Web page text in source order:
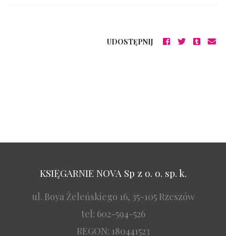
UDOSTĘPNIJ
KSIĘGARNIE NOVA Sp z o. o. sp. k.
ul. Boya Żeleńskiego 16, 35-105 Rzeszów
tel: 602-594-526
REGON: 180441523